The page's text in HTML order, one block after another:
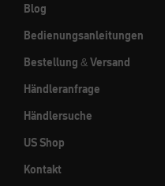
Blog
Bedienungsanleitungen
Bestellung & Versand
Händleranfrage
Händlersuche
US Shop
Kontakt